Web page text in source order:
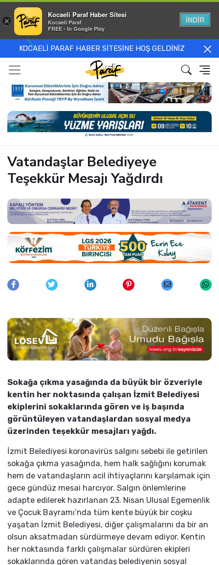
KOCAELİ PARAF HABER SİTESİNE HOŞ GELDİNİZ
Vatandaşlar Belediyeye
Teşekkür Mesajı Yağdırdı
Sokağa çıkma yasağında da büyük bir özveriyle
kentin her noktasında çalışan İzmit Belediyesi
ekiplerini sokaklarında gören ve iş başında
görüntüleyen vatandaşlardan sosyal medya
üzerinden teşekkür mesajları yağdı.
İzmit Belediyesi koronavirüs salgını sebebi ile getirilen
sokağa çıkma yasağında, hem halk sağlığını korumak
hem de vatandaşların acil ihtiyaçlarını karşılamak için
gece gündüz mesai harcıyor. Salgın önlemlerine
adapte edilerek hazırlanan 23. Nisan Ulusal Egemenlik
ve Çocuk Bayramı’nda tüm kente büyük bir coşku
yaşatan İzmit Belediyesi, diğer çalışmalarını da bir an
olsun aksatmadan sürdürmeye devam ediyor. Kentin
her noktasında farklı çalışmalar sürdüren ekipleri
sokaklarında gören vatandaş belediyenin sosyal
×
Kocaeli Paraf Haber Sitesi
Kocaeli Paraf
FREE - In Google Play
İNDİR